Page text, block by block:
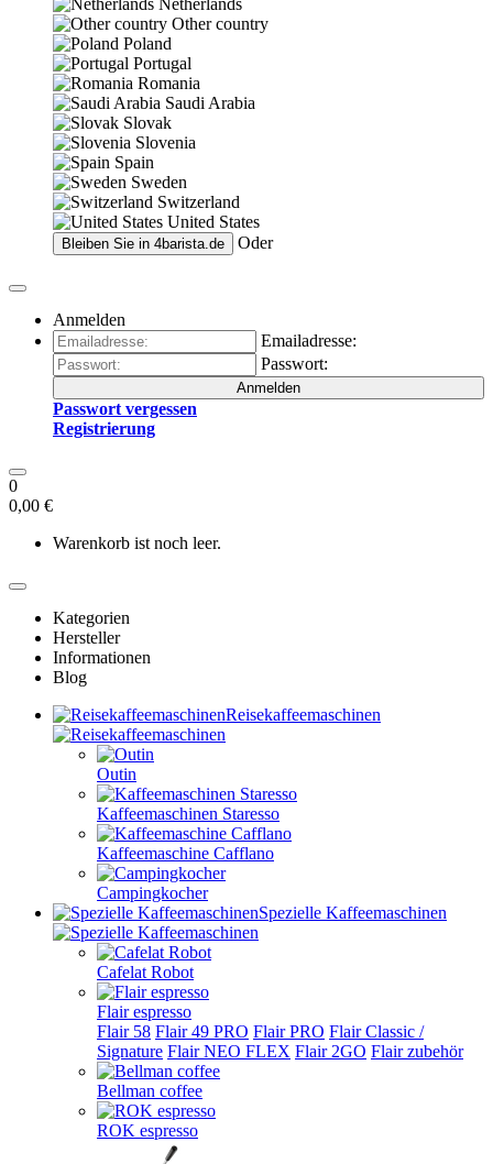
Netherlands
Other country
Poland
Portugal
Romania
Saudi Arabia
Slovak
Slovenia
Spain
Sweden
Switzerland
United States
Bleiben Sie in 4barista.de Oder
Anmelden
Emailadresse:
Passwort:
Anmelden
Passwort vergessen
Registrierung
0
0,00 €
Warenkorb ist noch leer.
Kategorien
Hersteller
Informationen
Blog
Reisekaffeemaschinen
Outin
Kaffeemaschinen Staresso
Kaffeemaschine Cafflano
Campingkocher
Spezielle Kaffeemaschinen
Cafelat Robot
Flair espresso
Flair 58 Flair 49 PRO Flair PRO Flair Classic /
Signature Flair NEO FLEX Flair 2GO Flair zubehör
Bellman coffee
ROK espresso